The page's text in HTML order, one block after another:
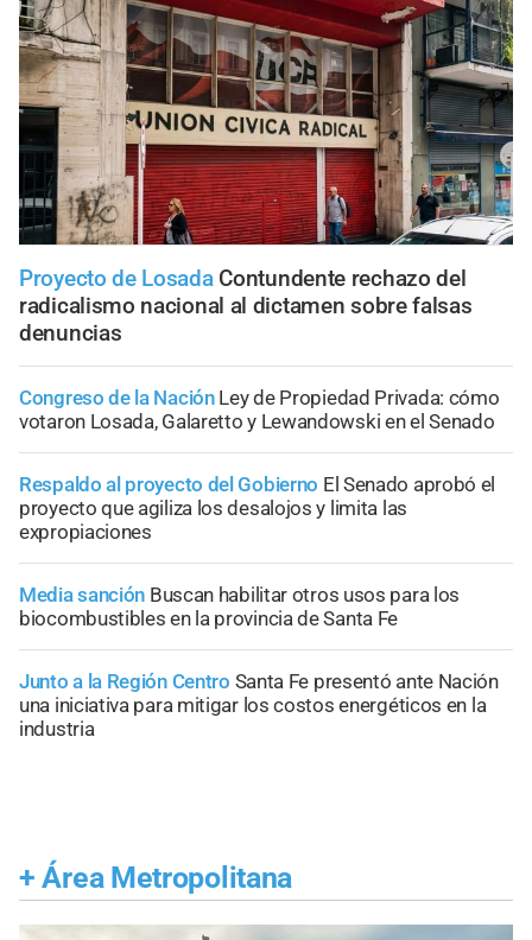
Proyecto de Losada Contundente rechazo del
radicalismo nacional al dictamen sobre falsas
denuncias
Congreso de la Nación Ley de Propiedad Privada: cómo
votaron Losada, Galaretto y Lewandowski en el Senado
Respaldo al proyecto del Gobierno El Senado aprobó el
proyecto que agiliza los desalojos y limita las
expropiaciones
Media sanción Buscan habilitar otros usos para los
biocombustibles en la provincia de Santa Fe
Junto a la Región Centro Santa Fe presentó ante Nación
una iniciativa para mitigar los costos energéticos en la
industria
+ Área Metropolitana